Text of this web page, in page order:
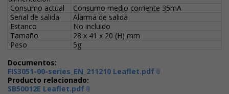
Consumo actual
Consumo medio corriente 35mA
Señal de salida
Alarma de salida
Estanco
No incluido
Tamaño
28 x 41 x 20 (H) mm
Peso
5g
Documentos:
FIS3051-00-series_EN_211210 Leaflet.pdf
Producto relacionado:
SB50012E Leaflet.pdf